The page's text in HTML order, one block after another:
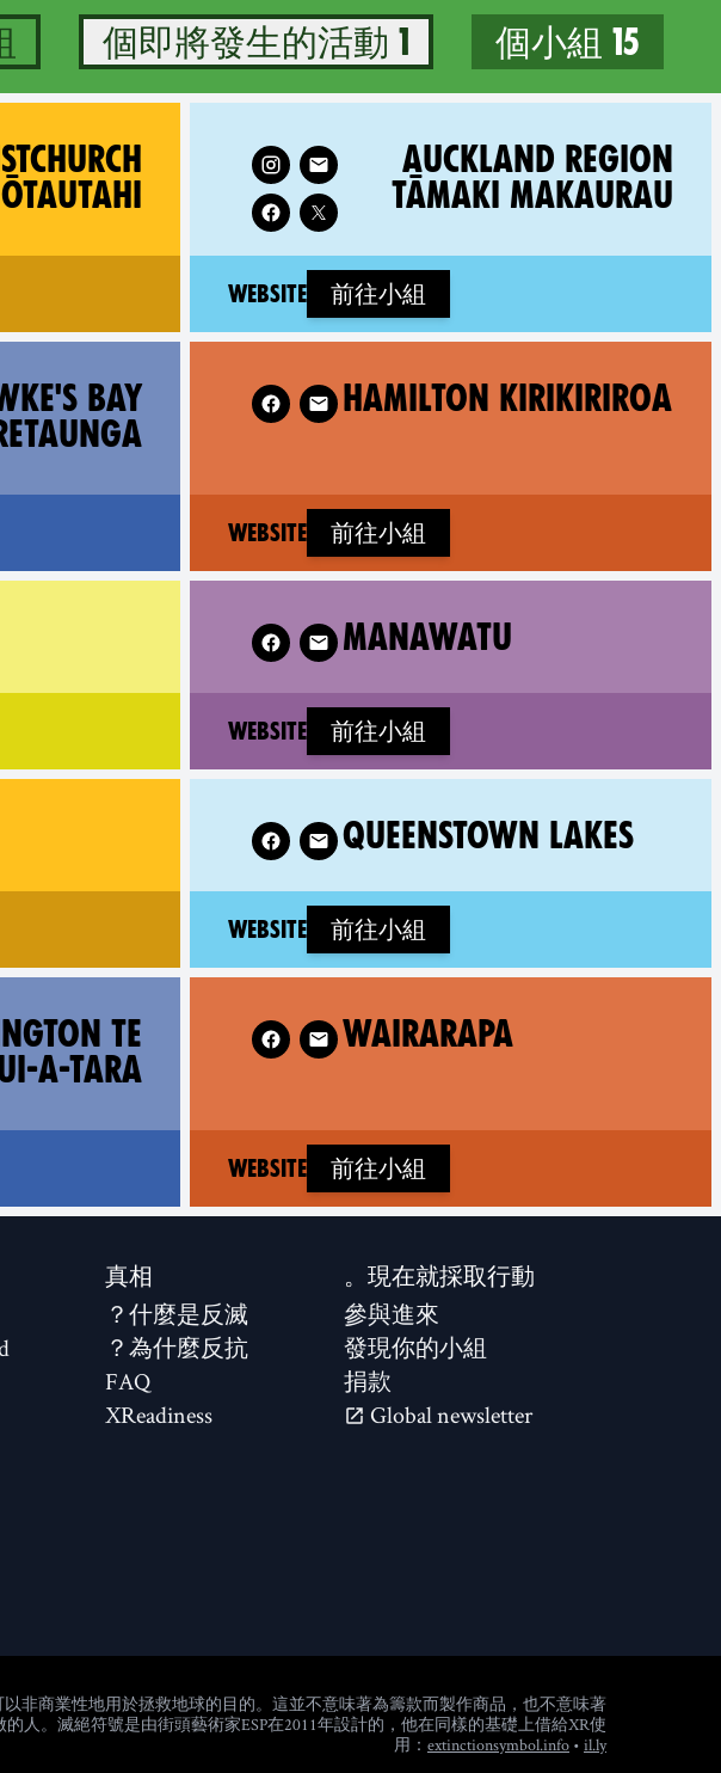
15 個小組
1 個即將發生的活動
AUCKLAND REGION
TĀMAKI MAKAURAU
Auckland Region Tāmaki Makaurau on
前往小組
Website
(new window)
ŌTAUTAHI
HAMILTON KIRIKIRIROA
Follow XR Hamilton Kirikiriroa on
前往小組
Website
(new window)
BAY
MANAWATU
Follow XR Manawatu on
前往小組
Website
(new window)
QUEENSTOWN LAKES
Follow XR Queenstown Lakes on
前往小組
Website
(new window)
WAIRARAPA
Follow XR Wairarapa on
前往小組
Website
(new window)
TE
A-TARA
現在就採取行動。
參與進來
發現你的小組
捐款
Global newsletter
真相
什麼是反滅？
為什麼反抗？
FAQ
XReadiness
非商業性地用於拯救地球的目的。這並不意味著為籌款而製作商品，也不意味著
。滅絕符號是由街頭藝術家ESP在2011年設計的，他在同樣的基礎上借給XR使
用： extinctionsymbol.info • il.ly